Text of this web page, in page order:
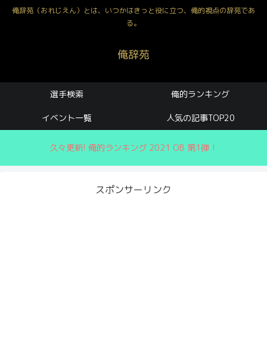
俺辞苑（おれじえん）とは、いつかはきっと役に立つ、俺的視点の辞苑であ
る。
俺辞苑
選手検索 俺的ランキング
イベント一覧 人気の記事TOP20
久々更新! 俺的ランキング 2021 OB 第1弾！
スポンサーリンク